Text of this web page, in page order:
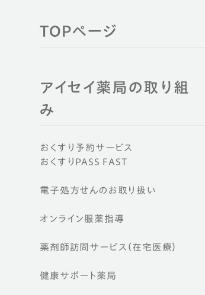
TOPページ
アイセイ薬局の取り組
み
おくすり予約サービス
おくすりPASS FAST
電子処方せんのお取り扱い
オンライン服薬指導
薬剤師訪問サービス（在宅医療）
健康サポート薬局